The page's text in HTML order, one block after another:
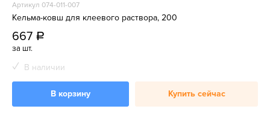
Артикул 074-011-007
Кельма-ковш для клеевого раствора, 200
667 a
за шт.
В наличии
В корзину Купить сейчас